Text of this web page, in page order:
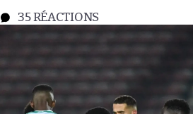
35RÉACTIONS